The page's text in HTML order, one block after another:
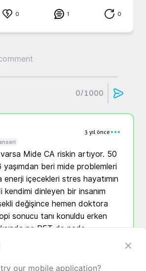
0 1 0
0/1000
3 yıl önce
Mide CA riskin artıyor. 50
yaşımdan beri mide problemleri
enerji içecekleri stres hayatımın
kendimi dinleyen bir insanım
değişince hemen doktora
sonucu tanı konuldu erken
ne PET de nede
midemin 3/4 ü alındı
başladık 8 kür kemoterapi
our mobile application?